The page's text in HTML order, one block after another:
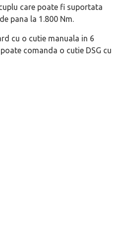
care poate fi suportata
pana la 1.800 Nm.
cu o cutie manuala in 6
comanda o cutie DSG cu